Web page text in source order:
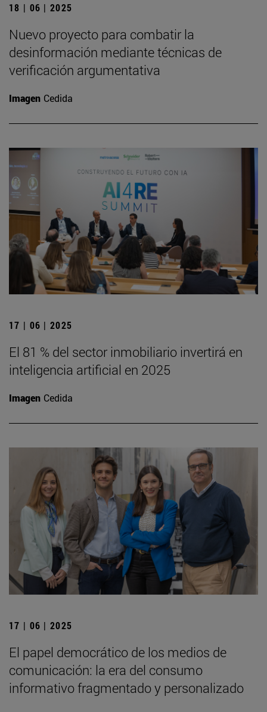
18 | 06 | 2025
Nuevo proyecto para combatir la
desinformación mediante técnicas de
verificación argumentativa
Imagen Cedida
17 | 06 | 2025
El 81 % del sector inmobiliario invertirá en
inteligencia artificial en 2025
Imagen Cedida
17 | 06 | 2025
El papel democrático de los medios de
comunicación: la era del consumo
informativo fragmentado y personalizado